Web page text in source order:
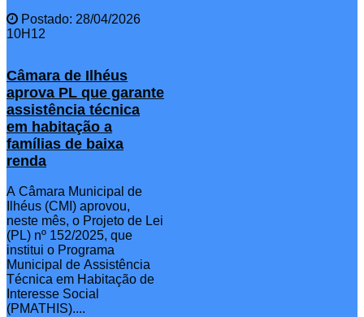
Postado: 28/04/2026
10H12
Câmara de Ilhéus
aprova PL que garante
assistência técnica
em habitação a
famílias de baixa
renda
A Câmara Municipal de
Ilhéus (CMI) aprovou,
neste mês, o Projeto de Lei
(PL) nº 152/2025, que
institui o Programa
Municipal de Assistência
Técnica em Habitação de
Interesse Social
(PMATHIS)....